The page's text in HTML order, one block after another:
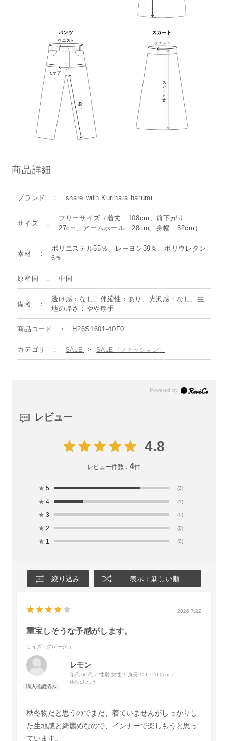
商品詳細
ブランド share with Kurihara harumi
サイズ
フリーサイズ（着丈…108cm、前下がり…
27cm、アームホール…28cm、身幅…52cm）
素材
ポリエステル55％、レーヨン39％、ポリウレタン
6％
原産国 中国
備考
透け感：なし、伸縮性：あり、光沢感：なし、生
地の厚さ：やや厚手
商品コード H26S1601-40F0
カテゴリ SALE > SALE（ファッション）
レビュー
4.8
レビュー件数：4件
★ 5 (3)
★ 4 (1)
★ 3 (0)
★ 2 (0)
★ 1 (0)
絞り込み 表示：新しい順
2026.7.22
重宝しそうな予感がします。
サイズ：グレージュ
レモン
年代:60代 性別:女性 身長:156～160cm
体型:ふつう
秋冬物だと思うのでまだ、着ていませんがしっかりし
た生地感と綺麗めなので、インナーで楽しもうと思っ
ています。